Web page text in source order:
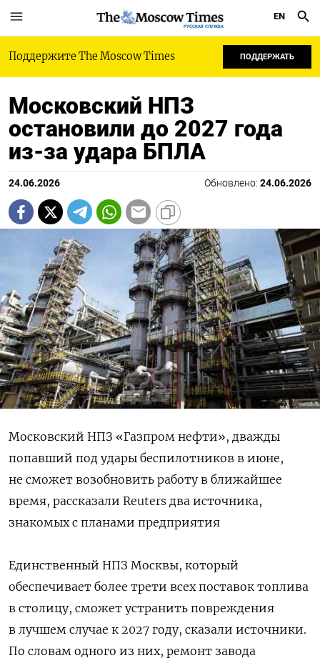
РУССКАЯ СЛУЖБА
EN
Поддержите The Moscow Times ПОДДЕРЖАТЬ
Московский НПЗ
остановили до 2027 года
из-за удара БПЛА
24.06.2026 Обновлено: 24.06.2026
Московский НПЗ «Газпром нефти», дважды
попавший под удары беспилотников в июне,
не сможет возобновить работу в ближайшее
время, рассказали Reuters два источника,
знакомых с планами предприятия
Единственный НПЗ Москвы, который
обеспечивает более трети всех поставок топлива
в столицу, сможет устранить повреждения
в лучшем случае к 2027 году, сказали источники.
По словам одного из них, ремонт завода